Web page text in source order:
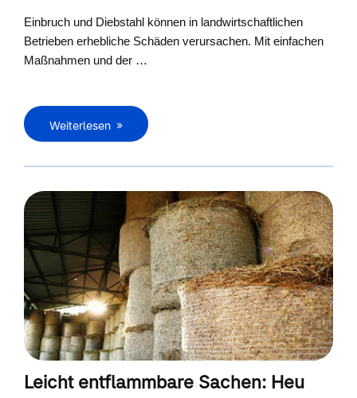
Einbruch und Diebstahl können in landwirtschaftlichen
Betrieben erhebliche Schäden verursachen. Mit einfachen
Maßnahmen und der …
Weiterlesen
Leicht entflammbare Sachen: Heu